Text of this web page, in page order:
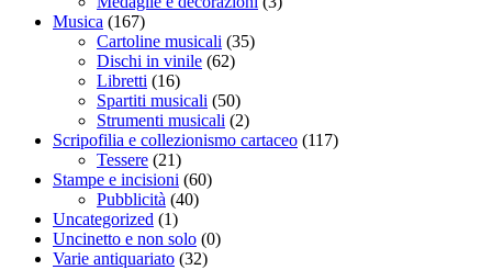
Musica (167)
Cartoline musicali (35)
Dischi in vinile (62)
Libretti (16)
Spartiti musicali (50)
Strumenti musicali (2)
Scripofilia e collezionismo cartaceo (117)
Tessere (21)
Stampe e incisioni (60)
Pubblicità (40)
Uncategorized (1)
Uncinetto e non solo (0)
Varie antiquariato (32)